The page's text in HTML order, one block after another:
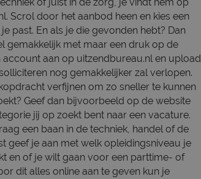
Scrol door het aanbod heen en kies een
past. En als je die gevonden hebt? Dan
gemakkelijk met maar een druk op de
account aan op uitzendbureau.nl en upload
nog gemakkelijker zal verlopen.
verfijnen om zo sneller te kunnen
Geef dan bijvoorbeeld op de website
jij op zoekt bent naar een vacature.
een baan in de techniek, handel of de
geef je aan met welk opleidingsniveau je
en of je wilt gaan voor een parttime- of
dit alles online aan te geven kun je